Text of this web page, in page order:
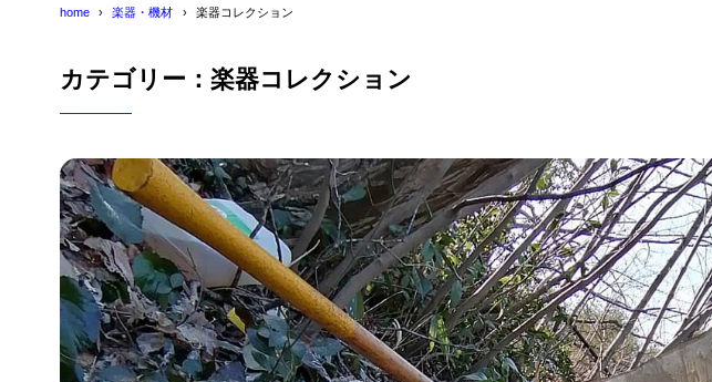
home 楽器・機材 楽器コレクション
カテゴリー：楽器コレクション